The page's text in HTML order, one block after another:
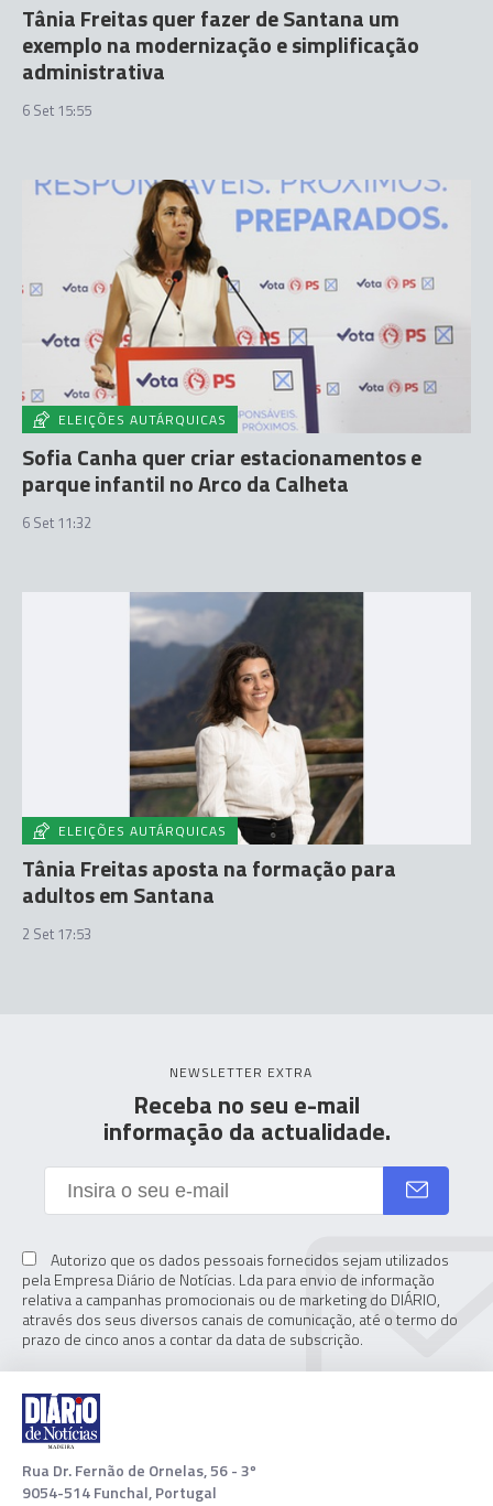
Tânia Freitas quer fazer de Santana um
exemplo na modernização e simplificação
administrativa
6 Set 15:55
ELEIÇÕES AUTÁRQUICAS
Sofia Canha quer criar estacionamentos e
parque infantil no Arco da Calheta
6 Set 11:32
ELEIÇÕES AUTÁRQUICAS
Tânia Freitas aposta na formação para
adultos em Santana
2 Set 17:53
NEWSLETTER EXTRA
Receba no seu e-mail
informação da actualidade.
Autorizo que os dados pessoais fornecidos sejam utilizados
pela Empresa Diário de Notícias. Lda para envio de informação
relativa a campanhas promocionais ou de marketing do DIÁRIO,
através dos seus diversos canais de comunicação, até o termo do
prazo de cinco anos a contar da data de subscrição.
Rua Dr. Fernão de Ornelas, 56 - 3º
9054-514 Funchal, Portugal